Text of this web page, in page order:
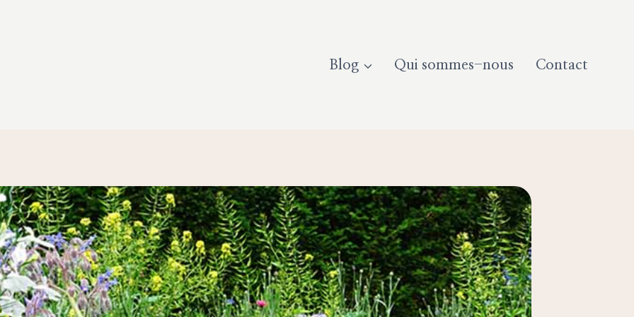
Blog
Qui sommes-nous Contact